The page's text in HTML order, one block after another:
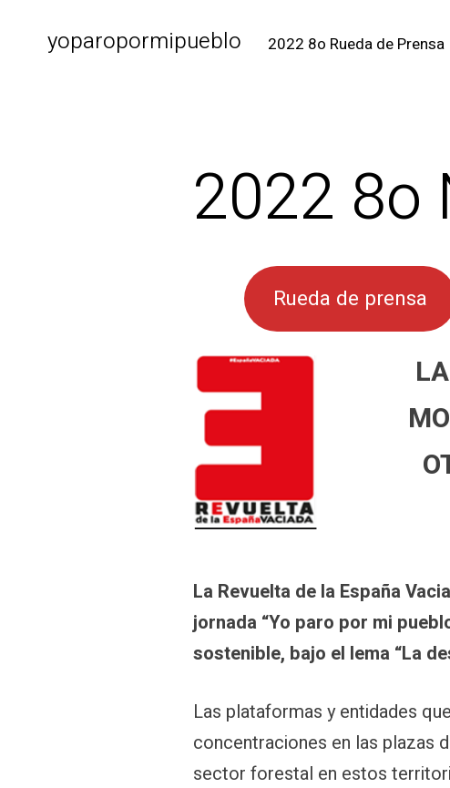
yoparopormipueblo 2022 8o Rueda de Prensa
2022 8o
Rueda de prensa
La Revuelta de la España
jornada “Yo paro por mi
sostenible, bajo el lema “La
Las plataformas y entidades
concentraciones en las plazas
sector forestal en estos